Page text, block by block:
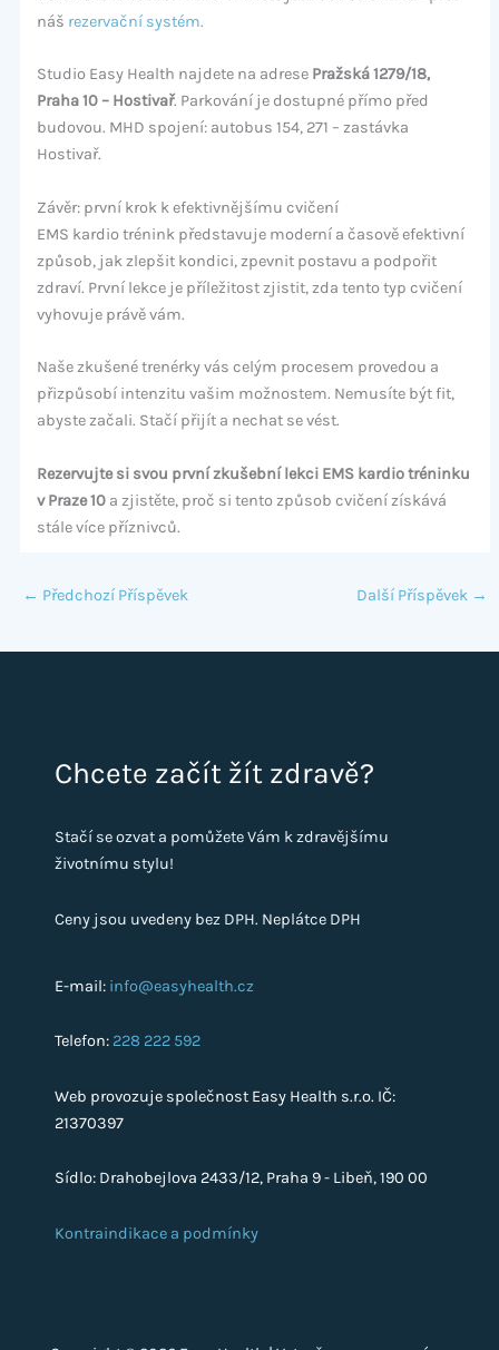
náš rezervační systém.
Studio Easy Health najdete na adrese Pražská 1279/18,
Praha 10 – Hostivař. Parkování je dostupné přímo před
budovou. MHD spojení: autobus 154, 271 – zastávka
Hostivař.
Závěr: první krok k efektivnějšímu cvičení
EMS kardio trénink představuje moderní a časově efektivní
způsob, jak zlepšit kondici, zpevnit postavu a podpořit
zdraví. První lekce je příležitost zjistit, zda tento typ cvičení
vyhovuje právě vám.
Naše zkušené trenérky vás celým procesem provedou a
přizpůsobí intenzitu vašim možnostem. Nemusíte být fit,
abyste začali. Stačí přijít a nechat se vést.
Rezervujte si svou první zkušební lekci EMS kardio tréninku
v Praze 10a zjistěte, proč si tento způsob cvičení získává
stále více příznivců.
← Předchozí Příspěvek Další Příspěvek →
Chcete začít žít zdravě?
Stačí se ozvat a pomůžete Vám k zdravějšímu
životnímu stylu!
Ceny jsou uvedeny bez DPH. Neplátce DPH
E-mail: info@easyhealth.cz
Telefon: 228 222 592
Web provozuje společnost Easy Health s.r.o. IČ:
21370397
Sídlo: Drahobejlova 2433/12, Praha 9 - Libeň, 190 00
Kontraindikace a podmínky